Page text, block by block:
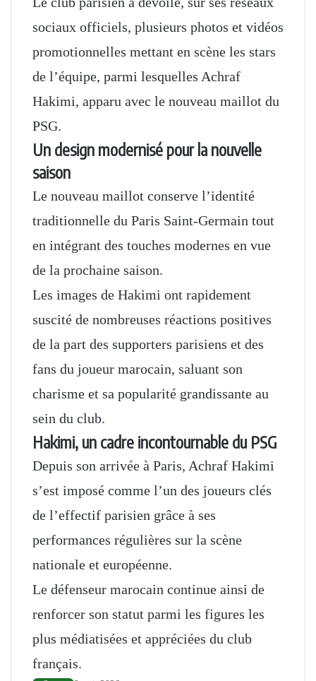
sociaux officiels, plusieurs photos et vidéos
promotionnelles mettant en scène les stars
de l’équipe, parmi lesquelles Achraf
Hakimi, apparu avec le nouveau maillot du
PSG.
Un design modernisé pour la nouvelle
saison
Le nouveau maillot conserve l’identité
traditionnelle du Paris Saint-Germain tout
en intégrant des touches modernes en vue
de la prochaine saison.
Les images de Hakimi ont rapidement
suscité de nombreuses réactions positives
de la part des supporters parisiens et des
fans du joueur marocain, saluant son
charisme et sa popularité grandissante au
sein du club.
Hakimi, un cadre incontournable du PSG
Depuis son arrivée à Paris, Achraf Hakimi
s’est imposé comme l’un des joueurs clés
de l’effectif parisien grâce à ses
performances régulières sur la scène
nationale et européenne.
Le défenseur marocain continue ainsi de
renforcer son statut parmi les figures les
plus médiatisées et appréciées du club
français.